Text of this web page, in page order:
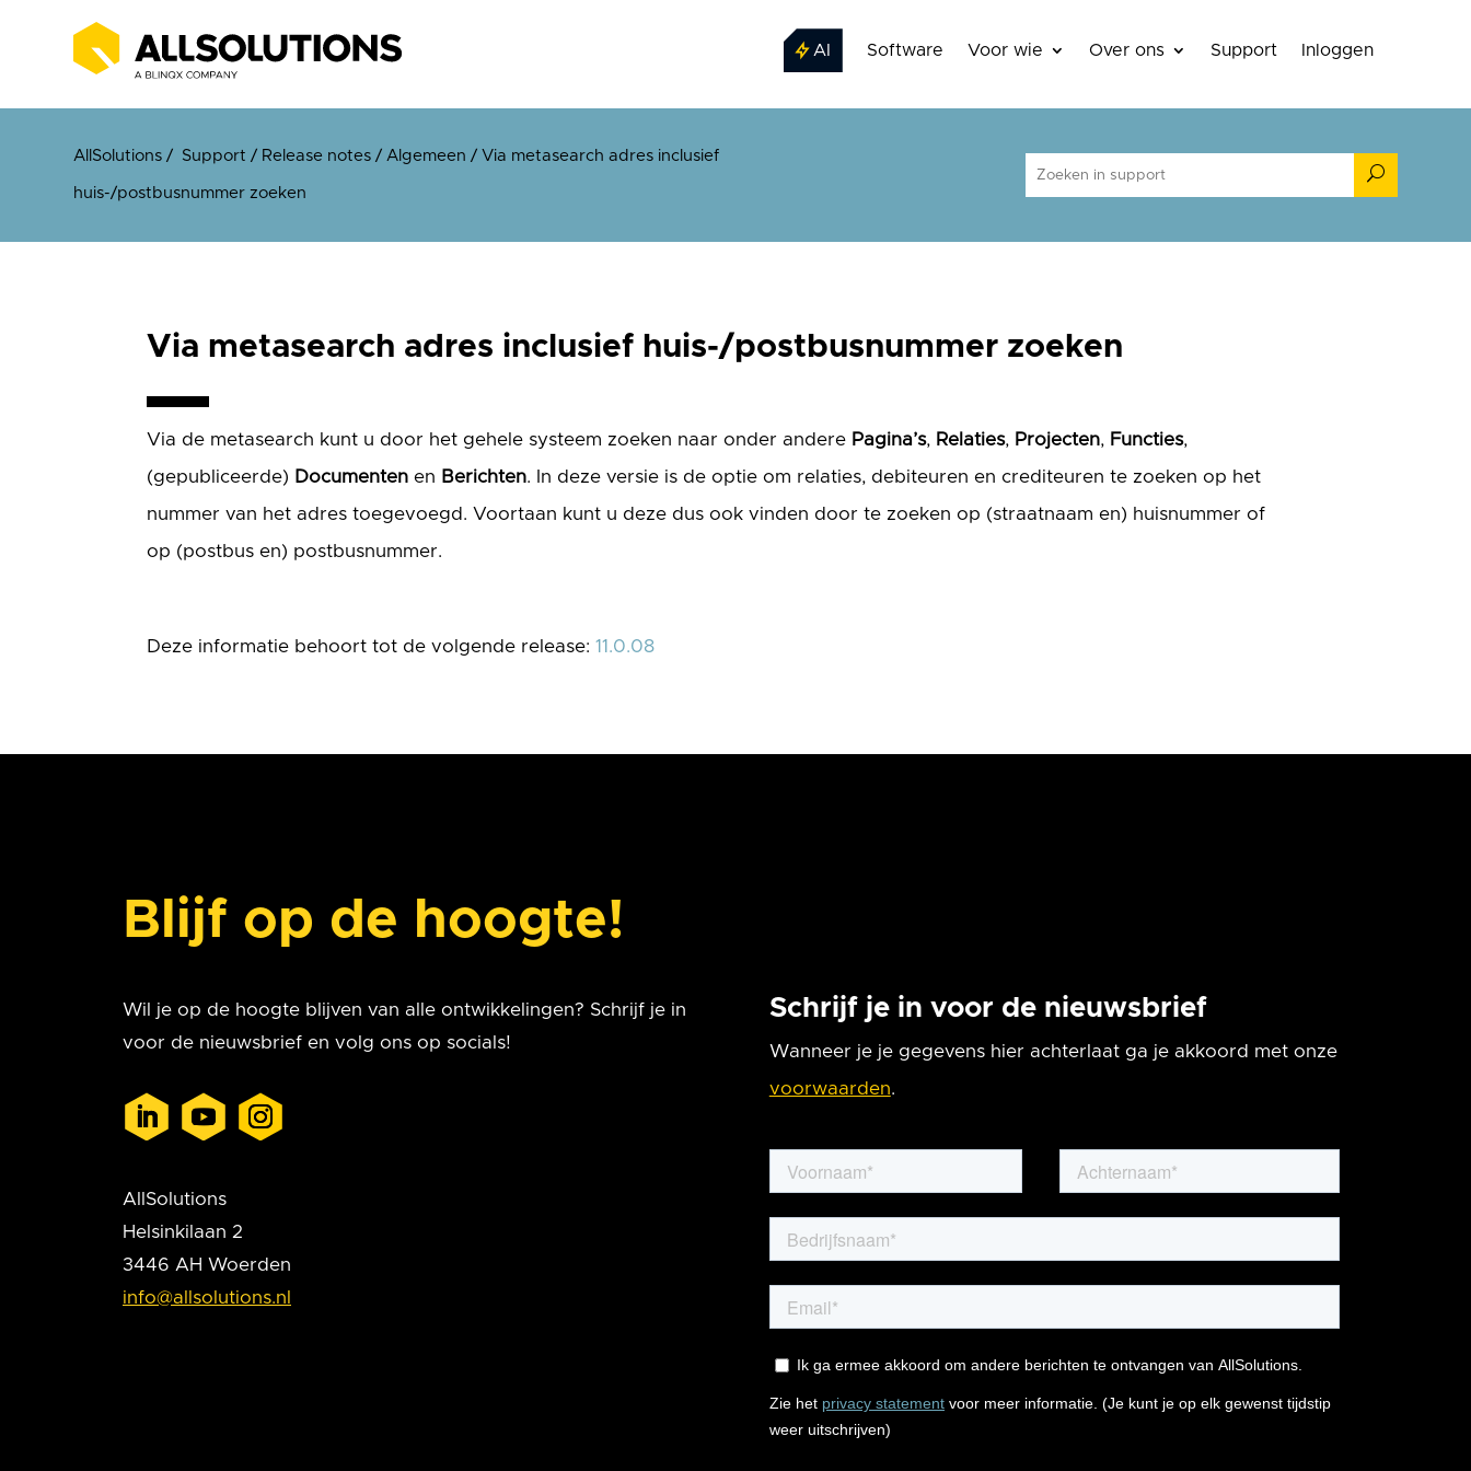
AI Software Voor wie Over ons Support Inloggen
AllSolutions / Support/ Release notes /Algemeen / Via metasearch adres inclusief
huis-/postbusnummer zoeken
U
Via metasearch adres inclusief huis-/postbusnummer zoeken
Via de metasearch kunt u door het gehele systeem zoeken naar onder andere Pagina’s, Relaties, Projecten, Functies,
(gepubliceerde) Documentenen Berichten. In deze versie is de optie om relaties, debiteuren en crediteuren te zoeken op het
nummer van het adres toegevoegd. Voortaan kunt u deze dus ook vinden door te zoeken op (straatnaam en) huisnummer of
op (postbus en) postbusnummer.
Deze informatie behoort tot de volgende release:11.0.08
Blijf op de hoogte!
Wil je op de hoogte blijven van alle ontwikkelingen? Schrijf je in
voor de nieuwsbrief en volg ons op socials!
AllSolutions
Helsinkilaan 2
3446 AH Woerden
info@allsolutions.nl
Schrijf je in voor de nieuwsbrief
Wanneer je je gegevens hier achterlaat ga je akkoord met onze
voorwaarden.